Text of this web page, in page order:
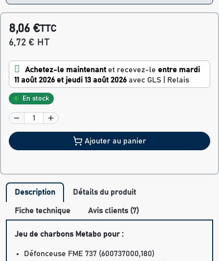
8,06 €TTC
6,72 € HT
Achetez-le maintenant et recevez-le entre mardi
11 août 2026 et jeudi 13 août 2026 avec GLS | Relais
En stock
Ajouter au panier
Description Détails du produit
Fiche technique Avis clients (7)
Jeu de charbons Metabo pour :
Défonceuse FME 737 (600737000,180)